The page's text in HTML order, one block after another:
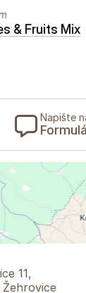
& Fruits Mix
Napište
11,